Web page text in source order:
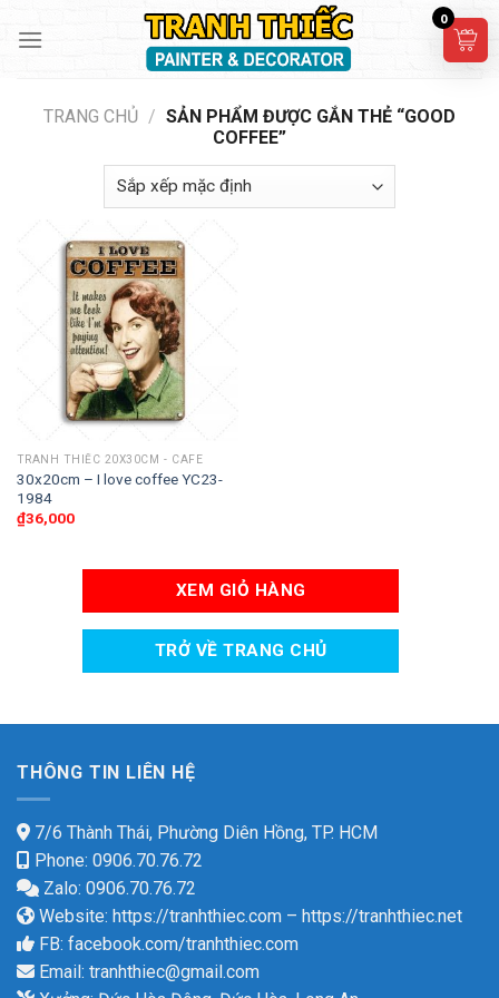
TRANG CHỦ / SẢN PHẨM ĐƯỢC GẮN THẺ “GOOD
COFFEE”
TRANH THIẾC 20X30CM - CAFE
30x20cm – I love coffee YC23-
1984
₫36,000
XEM GIỎ HÀNG
TRỞ VỀ TRANG CHỦ
THÔNG TIN LIÊN HỆ
7/6 Thành Thái, Phường Diên Hồng, TP. HCM
Phone: 0906.70.76.72
Zalo: 0906.70.76.72
Website: https://tranhthiec.com – https://tranhthiec.net
FB: facebook.com/tranhthiec.com
Email: tranhthiec@gmail.com
0